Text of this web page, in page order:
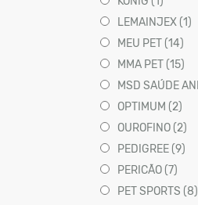
LEMAINJEX (1)
MEU PET (14)
MMA PET (15)
MSD SAÚDE
OPTIMUM (2)
OUROFINO (2)
PEDIGREE (9)
PERICÃO (7)
PET SPORTS (8)